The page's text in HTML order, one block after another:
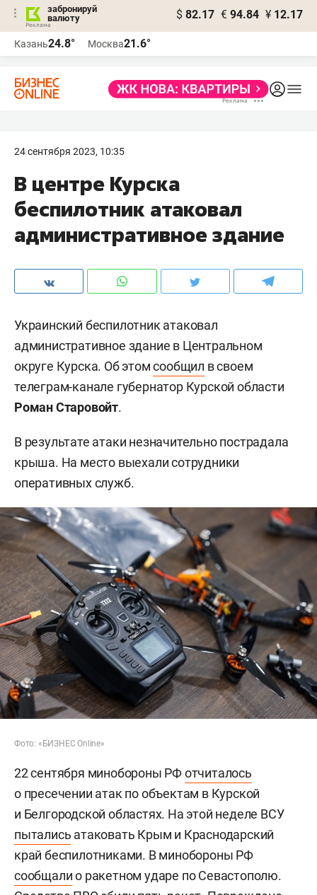
забронируй
валюту
$ 82.17 € 94.84 ¥ 12.17
Казань24.8° Москва21.6°
24 сентября 2023, 10:35
В центре Курска
беспилотник атаковал
административное здание
Украинский беспилотник атаковал
административное здание в Центральном
округе Курска. Об этомсообщил в своем
телеграм-канале губернатор Курской области
Роман Старовойт.
В результате атаки незначительно пострадала
крыша. На место выехали сотрудники
оперативных служб.
Фото: «БИЗНЕС Online»
22 сентября минобороны РФотчиталось
о пресечении атак по объектам в Курской
и Белгородской областях. На этой неделе ВСУ
пытались атаковать Крым и Краснодарский
край беспилотниками. В минобороны РФ
сообщалио ракетном ударе по Севастополю.